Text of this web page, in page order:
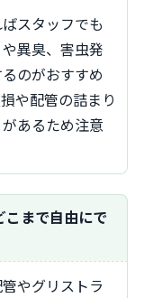
異臭、害虫発
のがおすすめ
や配管の詰まり
あるため注意
こまで自由にで